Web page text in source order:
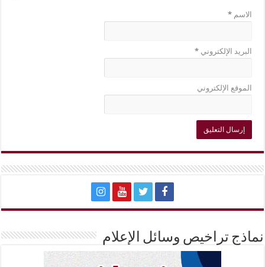
الاسم*
البريد الإلكتروني*
الموقع الإلكتروني
نماذج تراخيص وسائل الإعلام